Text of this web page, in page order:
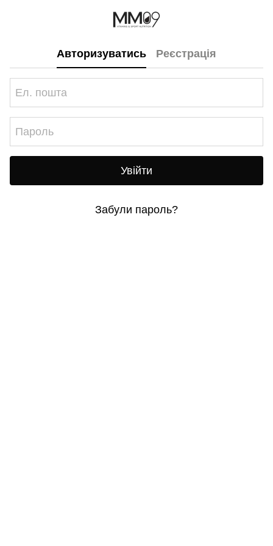
Авторизуватись Реєстрація
Увійти
Забули пароль?